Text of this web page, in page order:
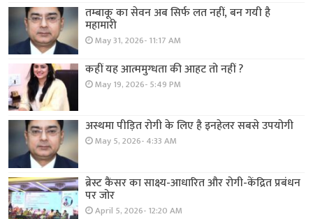
तम्बाकू का सेवन अब सिर्फ लत नहीं, बन गयी है
महामारी
May 31, 2026- 11:17 AM
कहीं यह आत्ममुग्धता की आहट तो नहीं ?
May 19, 2026- 5:49 PM
अस्थमा पीड़ित रोगी के लिए है इनहेलर सबसे उपयोगी
May 5, 2026- 4:33 AM
ब्रेस्ट कैंसर का साक्ष्य-आधारित और रोगी-केंद्रित प्रबंधन
पर जोर
April 5, 2026- 12:20 AM